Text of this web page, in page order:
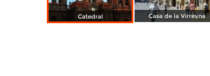
Catedral Casa de la Virreyna